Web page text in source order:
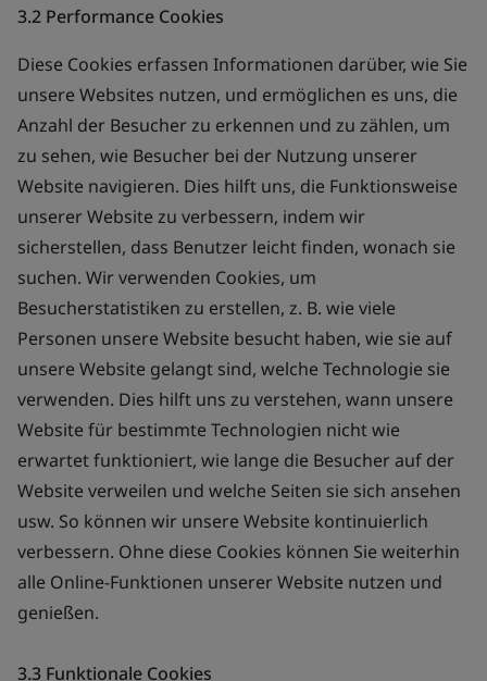
3.2 Performance Cookies
Diese Cookies erfassen Informationen darüber, wie Sie
unsere Websites nutzen, und ermöglichen es uns, die
Anzahl der Besucher zu erkennen und zu zählen, um
zu sehen, wie Besucher bei der Nutzung unserer
Website navigieren. Dies hilft uns, die Funktionsweise
unserer Website zu verbessern, indem wir
sicherstellen, dass Benutzer leicht finden, wonach sie
suchen. Wir verwenden Cookies, um
Besucherstatistiken zu erstellen, z. B. wie viele
Personen unsere Website besucht haben, wie sie auf
unsere Website gelangt sind, welche Technologie sie
verwenden. Dies hilft uns zu verstehen, wann unsere
Website für bestimmte Technologien nicht wie
erwartet funktioniert, wie lange die Besucher auf der
Website verweilen und welche Seiten sie sich ansehen
usw. So können wir unsere Website kontinuierlich
verbessern. Ohne diese Cookies können Sie weiterhin
alle Online-Funktionen unserer Website nutzen und
genießen.
3.3 Funktionale Cookies